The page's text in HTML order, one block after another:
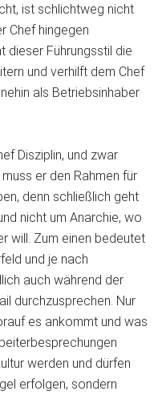
ist schlichtweg nicht
Chef hingegen
dieser Führungsstil die
und verhilft dem Chef
als Betriebsinhaber
Disziplin, und zwar
er den Rahmen für
denn schließlich geht
nicht um Anarchie, wo
will. Zum einen bedeutet
und je nach
auch während der
durchzusprechen. Nur
es ankommt und was
werden und dürfen
erfolgen, sondern